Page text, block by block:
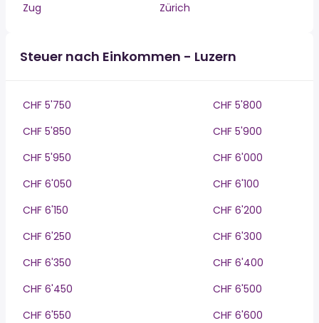
Zug
Zürich
Steuer nach Einkommen - Luzern
CHF 5'750
CHF 5'800
CHF 5'850
CHF 5'900
CHF 5'950
CHF 6'000
CHF 6'050
CHF 6'100
CHF 6'150
CHF 6'200
CHF 6'250
CHF 6'300
CHF 6'350
CHF 6'400
CHF 6'450
CHF 6'500
CHF 6'550
CHF 6'600